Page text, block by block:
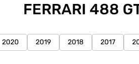
FERRARI 488
2020 2019 2018 2017